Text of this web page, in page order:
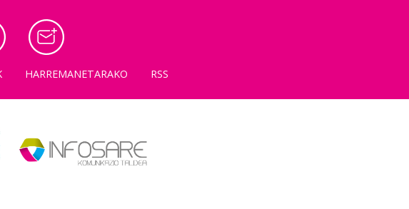
HARREMANETARAKO RSS